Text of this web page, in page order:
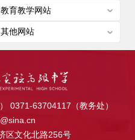
0371-63704117（教务处）
区文化北路256号